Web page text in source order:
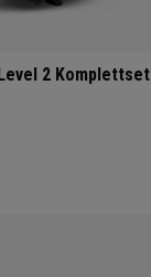
2 Komplettset